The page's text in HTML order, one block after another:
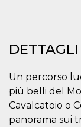
Un percorso
più belli del
Cavalcatoio o
panorama sui